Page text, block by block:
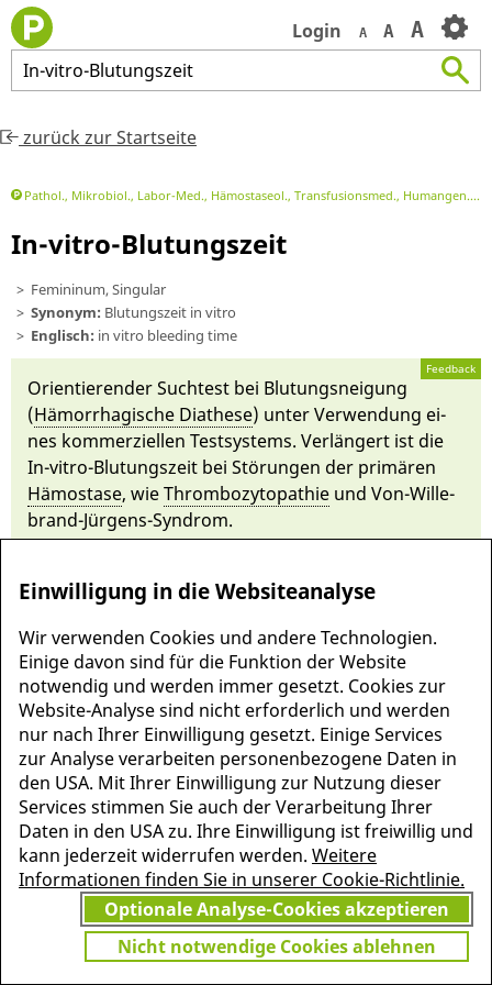
Login A A A
In-vitro-Blutungszeit
zurück zur Startseite
Pathol., Mikrobiol., Labor-Med., Hämostaseol., Transfusionsmed., Humangen.
In-vitro-Blutungszeit
Femininum, Singular
Synonym: Blutungszeit in vitro
Englisch: in vitro bleeding time
Feedback
Ori­entie­ren­der Such­test bei Blutungs­neigung
(Hä­morrhagi­sche Diathese) un­ter Ver­wen­dung ei­
nes kom­merzi­el­len Testsystems. Ver­län­gert ist die
In-vi­tro-Blutungs­zeit bei Störun­gen der primären
Hä­mo­stase, wieThrombozytopathie und Von-Wille­
brand-Jür­gens-Syn­drom.
MEHR INFORMATIONEN
ZU PSCHYREMBEL
JETZT
GRATIS TESTEN
Vielen Dank für Ihr Interesse
Einwilligung in die Websiteanalyse
Wir verwenden Cookies und andere Technologien.
Einige davon sind für die Funktion der Website
notwendig und werden immer gesetzt. Cookies zur
Website-Analyse sind nicht erforderlich und werden
nur nach Ihrer Einwilligung gesetzt. Einige Services
zur Analyse verarbeiten personenbezogene Daten in
den USA. Mit Ihrer Einwilligung zur Nutzung dieser
Services stimmen Sie auch der Verarbeitung Ihrer
Daten in den USA zu. Ihre Einwilligung ist freiwillig und
kann jederzeit widerrufen werden. Weitere
Informationen finden Sie in unserer Cookie-Richtlinie.
Optionale Analyse-Cookies akzeptieren
Nicht notwendige Cookies ablehnen